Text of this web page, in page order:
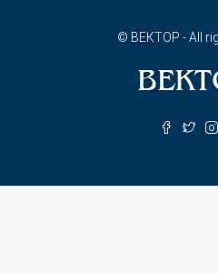
© ВЕКТОР - All